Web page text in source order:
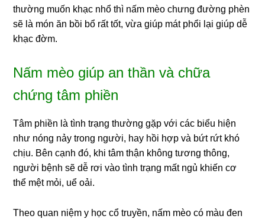
thường muốn khạc nhổ thì nấm mèo chưng đường phèn
sẽ là món ăn bồi bổ rất tốt, vừa giúp mát phổi lại giúp dễ
khạc đờm.
Nấm mèo giúp an thần và chữa
chứng tâm phiền
Tâm phiền là tình trạng thường gặp với các biểu hiện
như nóng nảy trong người, hay hồi hợp và bứt rứt khó
chịu. Bên cạnh đó, khi tâm thận không tương thông,
người bệnh sẽ dễ rơi vào tình trạng mất ngủ khiến cơ
thể mệt mỏi, uể oải.
Theo quan niệm y học cổ truyền, nấm mèo có màu đen